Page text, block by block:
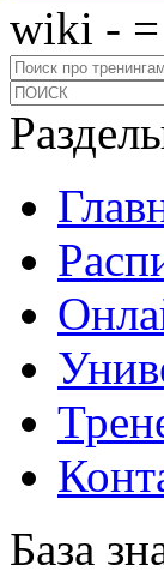
wiki - =
База